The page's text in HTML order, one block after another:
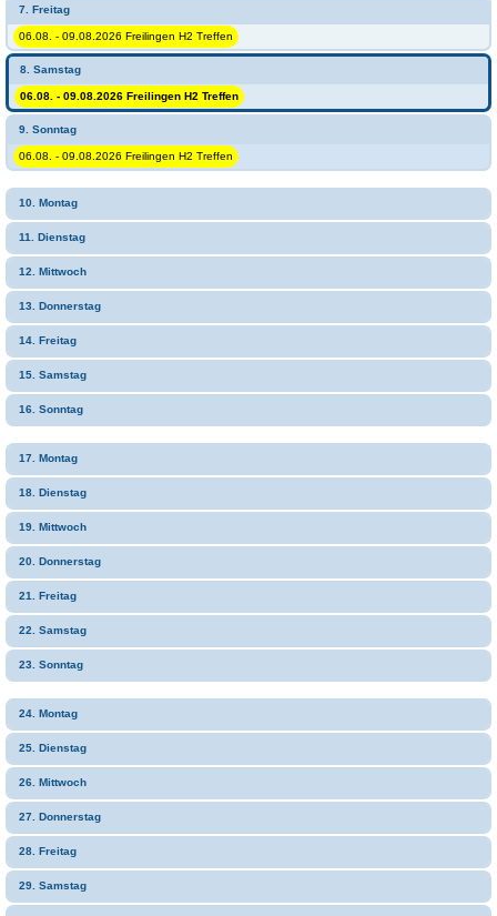
7. Freitag
06.08. - 09.08.2026 Freilingen H2 Treffen
8. Samstag
06.08. - 09.08.2026 Freilingen H2 Treffen
9. Sonntag
06.08. - 09.08.2026 Freilingen H2 Treffen
10. Montag
11. Dienstag
12. Mittwoch
13. Donnerstag
14. Freitag
15. Samstag
16. Sonntag
17. Montag
18. Dienstag
19. Mittwoch
20. Donnerstag
21. Freitag
22. Samstag
23. Sonntag
24. Montag
25. Dienstag
26. Mittwoch
27. Donnerstag
28. Freitag
29. Samstag